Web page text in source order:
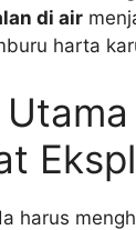
di air
harta
harus